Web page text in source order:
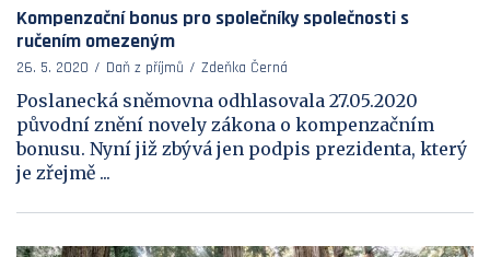
Kompenzační bonus pro společníky společnosti s
ručením omezeným
26. 5. 2020 Daň z příjmů Zdeňka Černá
Poslanecká sněmovna odhlasovala 27.05.2020
původní znění novely zákona o kompenzačním
bonusu. Nyní již zbývá jen podpis prezidenta, který
je zřejmě ...